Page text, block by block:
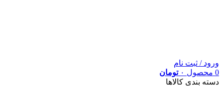
ورود / ثبت نام
0 محصول ۰ تومان
دسته بندی کالاها